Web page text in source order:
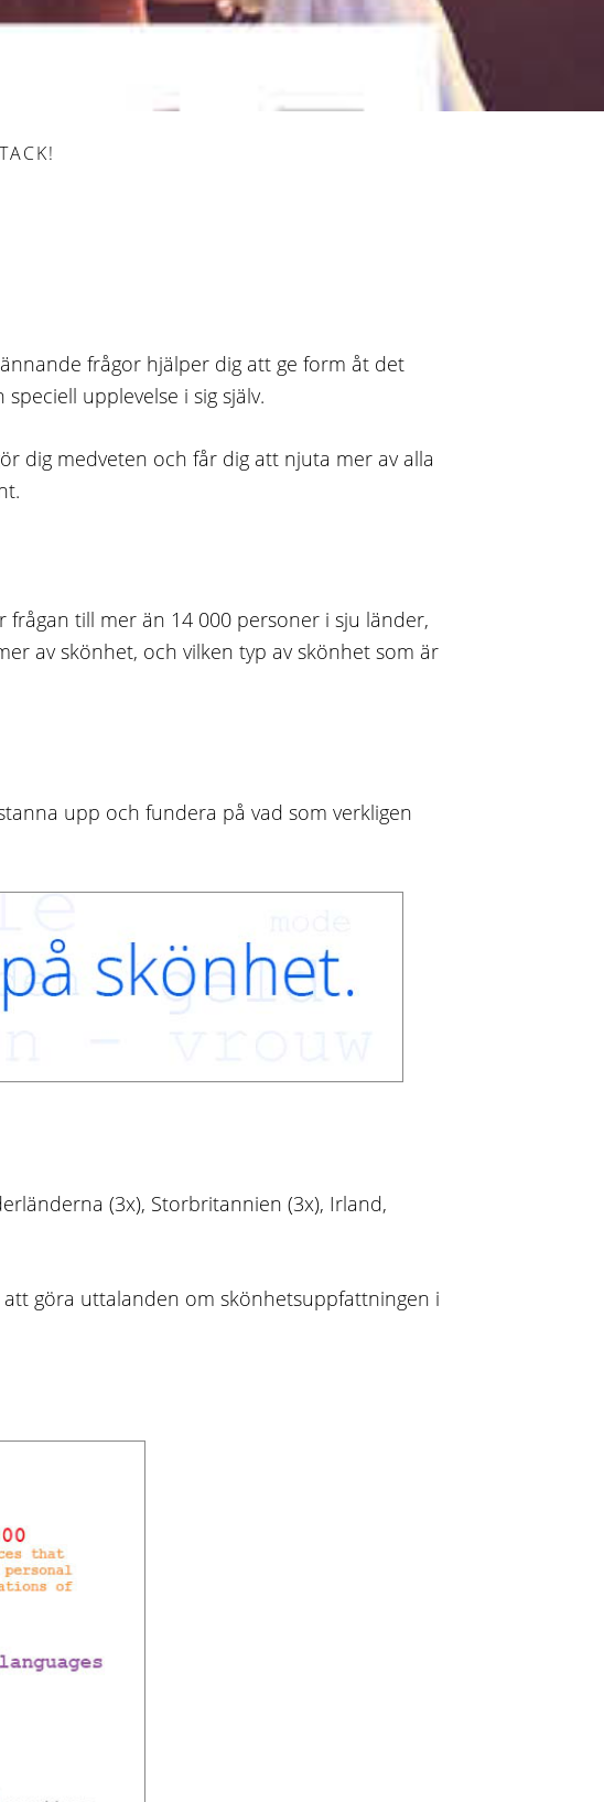
TACK!
frågor hjälper dig att ge form åt det
upplevelse i sig själv.
dig medveten och får dig att njuta mer av alla
till mer än 14 000 personer i sju länder,
av skönhet, och vilken typ av skönhet som är
upp och fundera på vad som verkligen
(3x), Storbritannien (3x), Irland,
göra uttalanden om skönhetsuppfattningen i